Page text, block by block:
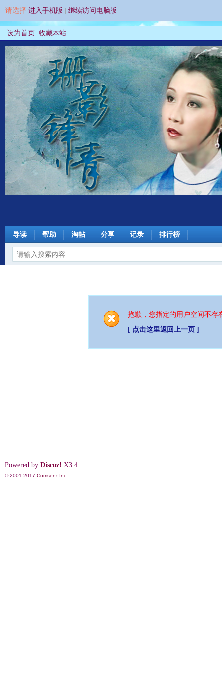
请选择 进入手机版 继续访问电脑版
设为首页 收藏本站
导读 帮助 淘帖 分享 记录 排行榜
抱歉，您指定的用户空间不存
[ 点击这里返回上一页 ]
Powered by Discuz! X3.4
© 2001-2017 Comsenz Inc.